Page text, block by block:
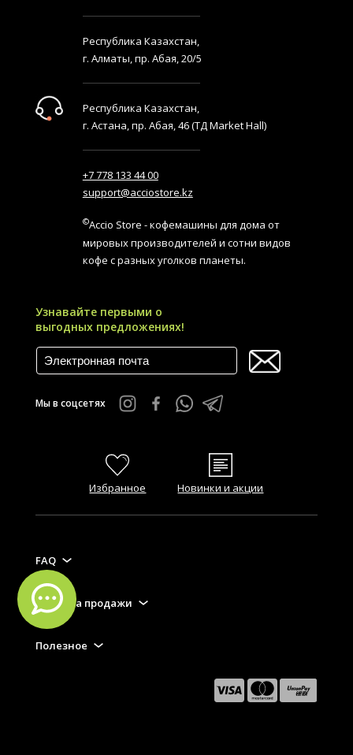
Республика Казахстан,
г. Алматы, пр. Абая, 20/5
Республика Казахстан,
г. Астана, пр. Абая, 46 (ТД Market Hall)
+7 778 133 44 00
support@acciostore.kz
©Accio Store - кофемашины для дома от
мировых производителей и сотни видов
кофе с разных уголков планеты.
Узнавайте первыми о
выгодных предложениях!
Мы в соцсетях
Избранное Новинки и акции
FAQ
Правила продажи
Полезное